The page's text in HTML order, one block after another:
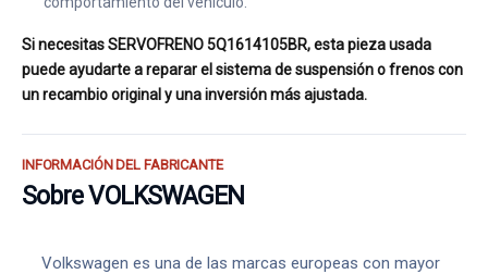
Si necesitas SERVOFRENO 5Q1614105BR, esta pieza usada
puede ayudarte a reparar el sistema de suspensión o frenos con
un recambio original y una inversión más ajustada.
INFORMACIÓN DEL FABRICANTE
Sobre VOLKSWAGEN
Volkswagen es una de las marcas europeas con mayor